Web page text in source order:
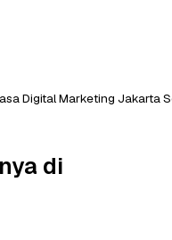
Digital Marketing Jakarta
di